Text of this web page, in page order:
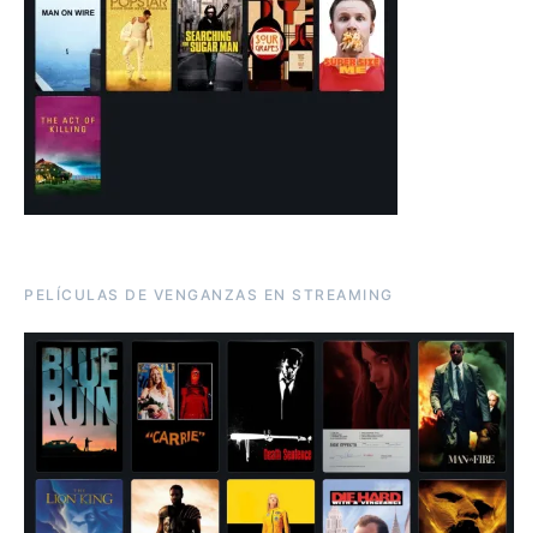
PELÍCULAS DE VENGANZAS EN STREAMING